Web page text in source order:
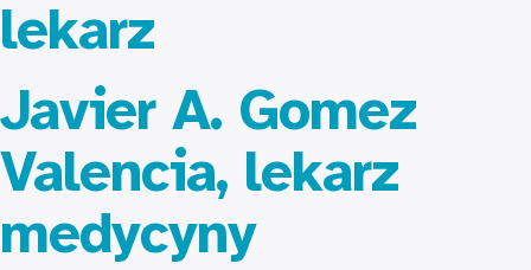
lekarz
Javier A. Gomez
Valencia, lekarz
medycyny